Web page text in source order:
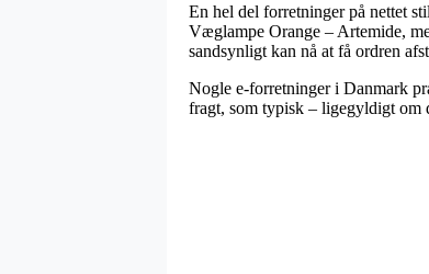
En hel del forretninger på nettet
Væglampe Orange – Artemide,
sandsynligt kan nå at få ordren
Nogle e-forretninger i Danmark
fragt, som typisk – ligegyldigt om